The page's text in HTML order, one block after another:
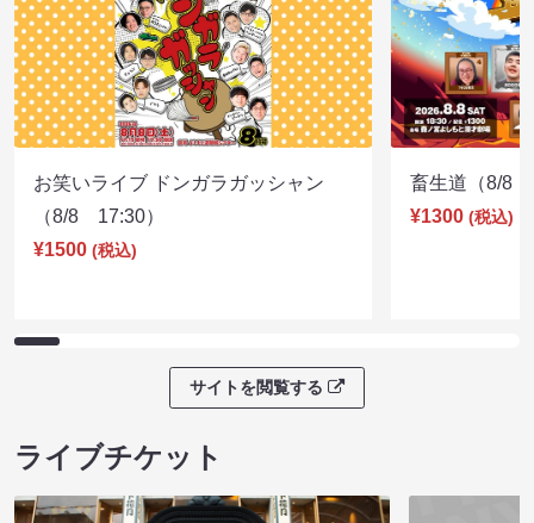
お笑いライブ ドンガラガッシャン
（8/8 17:30）
¥1500 (税込)
畜生道（8/8
¥1300 (税込)
サイトを閲覧する
ライブチケット